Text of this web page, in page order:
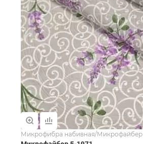
Микрофибра набивная/Микрофайбер